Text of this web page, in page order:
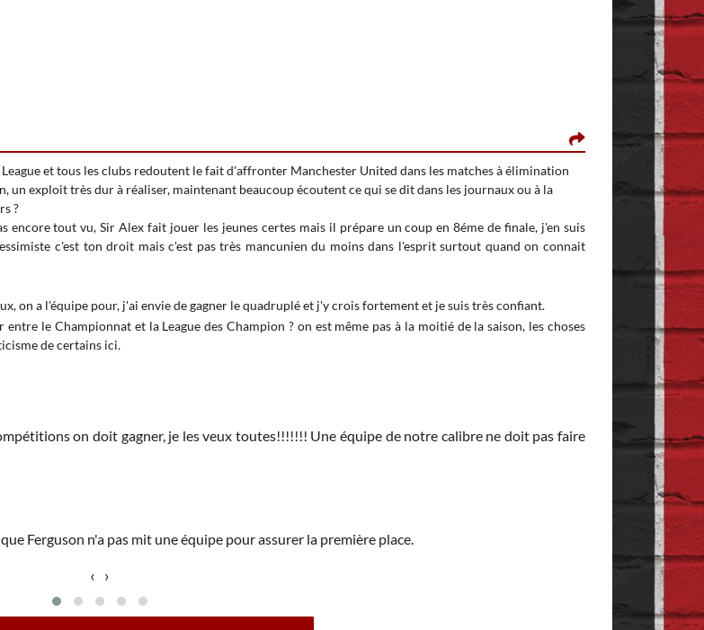
et tous les clubs redoutent le fait d'affronter Manchester United dans les matches à élimination
exploit très dur à réaliser, maintenant beaucoup écoutent ce qui se dit dans les journaux ou à la
?
encore tout vu, Sir Alex fait jouer les jeunes certes mais il prépare un coup en 8éme de finale, j'en suis
c'est ton droit mais c'est pas très mancunien du moins dans l'esprit surtout quand on connait
on a l'équipe pour, j'ai envie de gagner le quadruplé et j'y crois fortement et je suis très confiant.
le Championnat et la League des Champion ? on est même pas à la moitié de la saison, les choses
de certains ici.
on doit gagner, je les veux toutes!!!!!!! Une équipe de notre calibre ne doit pas faire
Ferguson n'a pas mit une équipe pour assurer la première place.
INVITÉ
haaaaaaaaaa
à part l'un ou
oui, comme j'ai
mais j'ai pas
véritablement
qui vivra verra,
mais je reviens
Ne t'inquiète
élimination
les journaux ou à
Notre meilleure
j'en suis même
quand on connait
‹ ›